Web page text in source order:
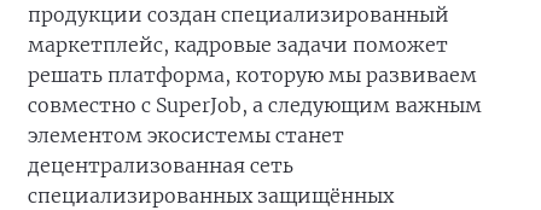
продукции создан специализированный
маркетплейс, кадровые задачи поможет
решать платформа, которую мы развиваем
совместно с SuperJob, а следующим важным
элементом экосистемы станет
децентрализованная сеть
специализированных защищённых